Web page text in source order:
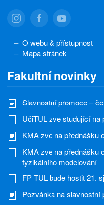
O webu & přístupnost
Mapa stránek
Fakultní novinky
Slavnostní promoce –
UčiTUL zve studující
KMA zve na přednášku
KMA zve na přednášku
fyzikálního modelování
FP TUL bude hostit 21.
Pozvánka na slavnostní